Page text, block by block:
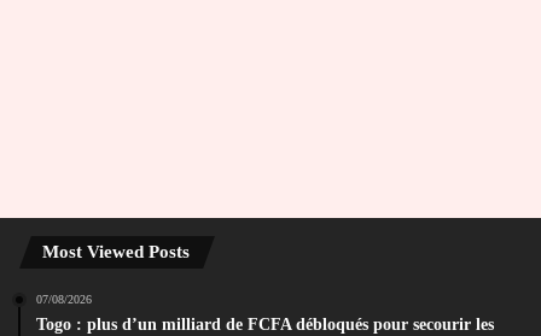
Most Viewed Posts
07/08/2026
Togo : plus d’un milliard de FCFA débloqués pour secourir les